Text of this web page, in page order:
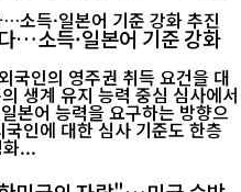
…소득·일본어 기준 강화
국인의 영주권 취득 요건을 대
생계 유지 능력 중심 심사에서
본어 능력을 요구하는 방향으
인에 대한 심사 기준도 한층
화...